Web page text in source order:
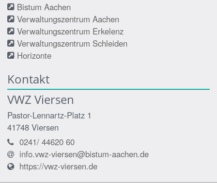
Bistum Aachen
Verwaltungszentrum Aachen
Verwaltungszentrum Erkelenz
Verwaltungszentrum Schleiden
Horizonte
Kontakt
VWZ Viersen
Pastor-Lennartz-Platz 1
41748 Viersen
0241/ 44620 60
info.vwz-viersen@bistum-aachen.de
https://vwz-viersen.de